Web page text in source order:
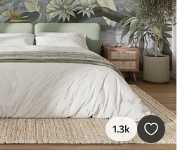
1.3k